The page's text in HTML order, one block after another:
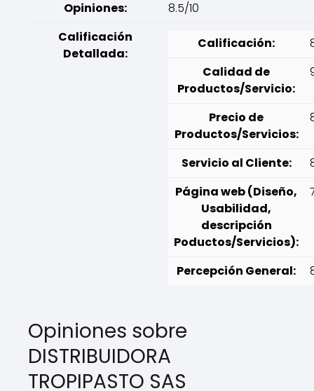
Opiniones:
8.5/10
Calificación
Detallada:
Calificación:
Calidad de
Productos/Servicio:
Precio de
Productos/Servicios:
Servicio al Cliente:
Página web (Diseño,
Usabilidad,
descripción
Poductos/Servicios):
Percepción General:
Opiniones sobre
DISTRIBUIDORA
TROPIPASTO SAS